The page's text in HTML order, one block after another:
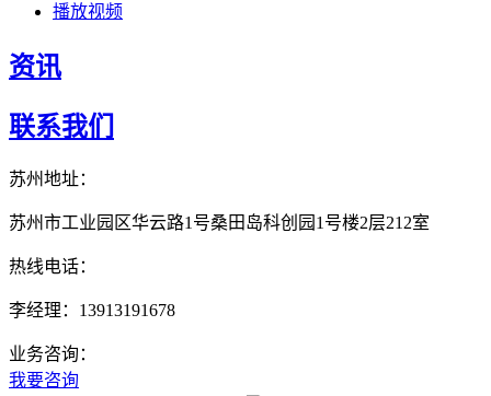
播放视频
资讯
联系我们
苏州地址：
苏州市工业园区华云路1号桑田岛科创园1号楼2层212室
热线电话：
李经理：13913191678
业务咨询：
我要咨询